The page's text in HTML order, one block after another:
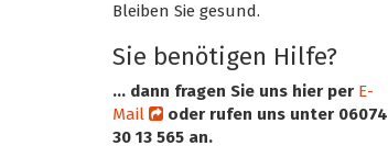
Bleiben Sie gesund.
Sie benötigen Hilfe?
... dann fragen Sie uns hier per E-
Mail
oder rufen uns unter 06074
30 13 565 an.